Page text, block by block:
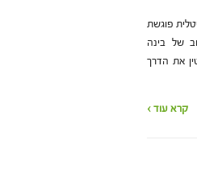
כאשר חדשנות דיגיטלית פוגשת
של בינה
את הדרך
קרא עוד ›